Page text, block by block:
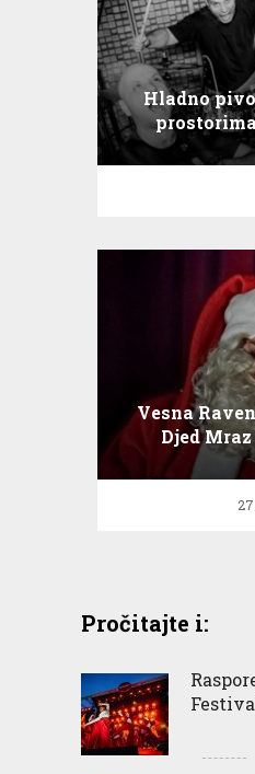
Hladno
velikom
Vesna
Djed
mjuzikla je
ekonomist
Pročitajte i: